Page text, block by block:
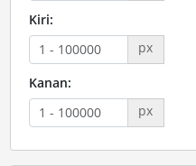
Kiri:
px
Kanan:
px